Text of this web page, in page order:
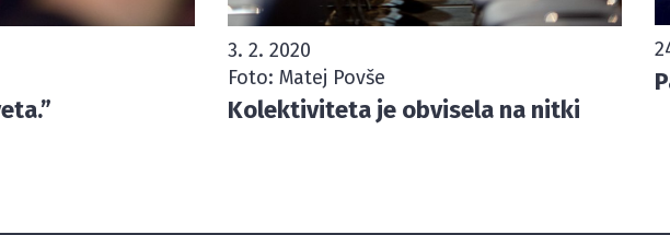
3. 2. 2020
Foto: Matej Povše
Kolektiviteta je obvisela na nitki